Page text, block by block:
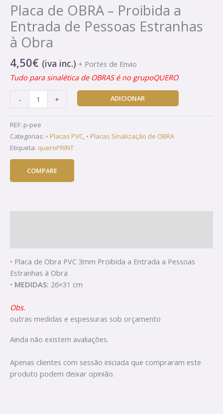
Placa de OBRA – Proibida a
Entrada de Pessoas Estranhas
à Obra
4,50€ (iva inc.) + Portes de Envio
Tudo para sinalética de OBRAS é no grupoQUERO
-
Proibida
a
Entrada
de
Pessoas
Estranhas
à
Obra
+ ADICIONAR
REF: p-pee
Categorias: • Placas PVC, • Placas Sinalização de OBRA
Etiqueta: queroPRINT
COMPARE
• Placa de Obra PVC 3mm Proibida a Entrada a Pessoas
Estranhas à Obra
• MEDIDAS: 26×31 cm
Obs.
outras medidas e espessuras sob orçamento
Ainda não existem avaliações.
Apenas clientes com sessão iniciada que compraram este
produto podem deixar opinião.